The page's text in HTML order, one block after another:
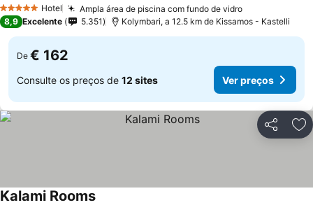
5 Estrelas Hotel Ampla área de piscina com fundo de vidro
8,9 Excelente 5.351 Kolymbari, a 12.5 km de Kissamos - Kastelli
De € 162
Consulte os preços de 12 sites Ver preços
Partilhar
Kalami Rooms